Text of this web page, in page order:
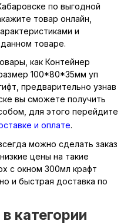
по выгодной
товар онлайн,
и
товаре.
как Контейнер
100*80*35мм уп
предварительно узнав
вы сможете получить
для этого перейдите
и оплате.
можно сделать заказ
цены на такие
с окном 300мл крафт
и быстрая доставка по
категории